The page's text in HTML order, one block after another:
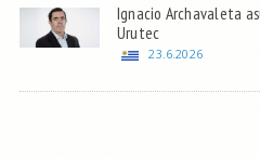
Ignacio Archavaleta
Urutec
23.6.2026